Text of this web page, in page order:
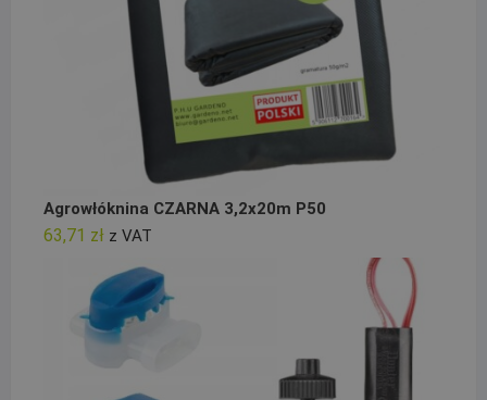
Agrowłóknina CZARNA 3,2x20m P50
63,71 zł z VAT